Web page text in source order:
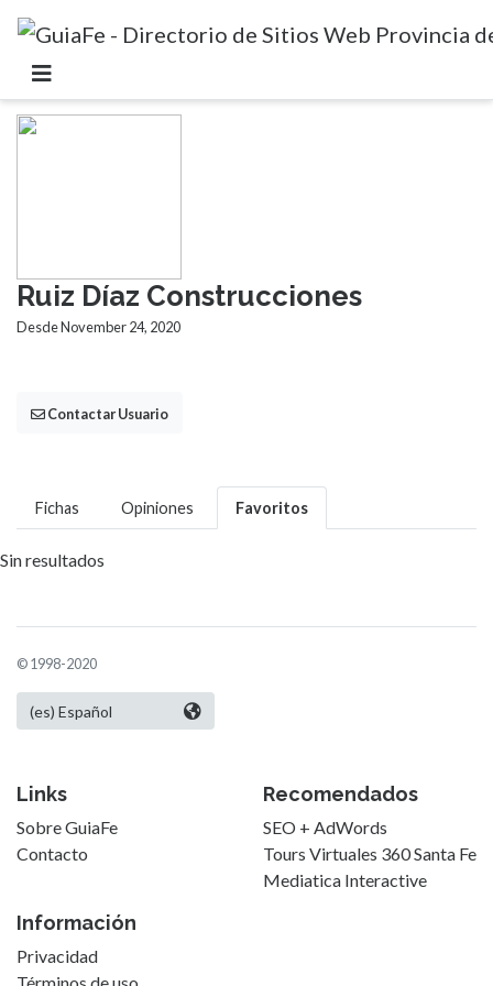
Ruiz Díaz Construcciones
Desde November 24, 2020
Contactar Usuario
Fichas Opiniones Favoritos
Sin resultados
© 1998-2020
Links
Sobre GuiaFe
Contacto
Recomendados
SEO + AdWords
Tours Virtuales 360 Santa Fe
Mediatica Interactive
Información
Privacidad